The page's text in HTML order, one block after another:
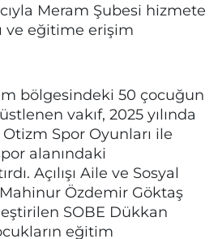
Meram Şubesi hizmete
ve eğitime erişim
bölgesindeki 50 çocuğun
vakıf, 2025 yılında
Spor Oyunları ile
alanındaki
Açılışı Aile ve Sosyal
Özdemir Göktaş
SOBE Dükkan
eğitim